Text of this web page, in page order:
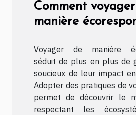
Comment
manière
Voyager de manière
séduit de plus en plus de
soucieux de leur impact
Adopter des pratiques de
permet de découvrir le
respectant les